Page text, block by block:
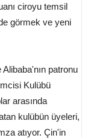
ciroyu temsil
görmek ve yeni
patronu
Kulübü
arasında
kulübün üyeleri,
atıyor. Çin'in